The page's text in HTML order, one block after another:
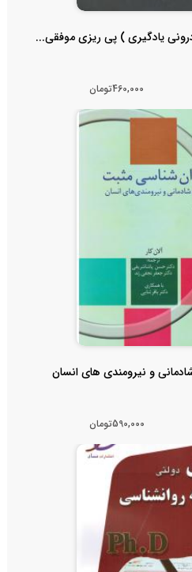
یادگیری ) پی ریزی موفقی...
460,000تومان
و نیرومندی های انسان
590,000تومان